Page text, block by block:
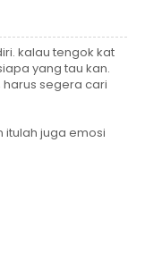
kalau tengok kat
yang tau kan.
segera cari
itulah juga emosi